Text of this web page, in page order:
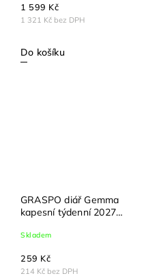
1 321 Kč bez DPH
1 599 Kč
Do košíku
GRASPO diář Gemma
kapesní týdenní 2027
Skladem
214 Kč bez DPH
259 Kč